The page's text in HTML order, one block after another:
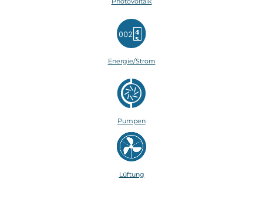
Energie/Strom
Pumpen
Lüftung